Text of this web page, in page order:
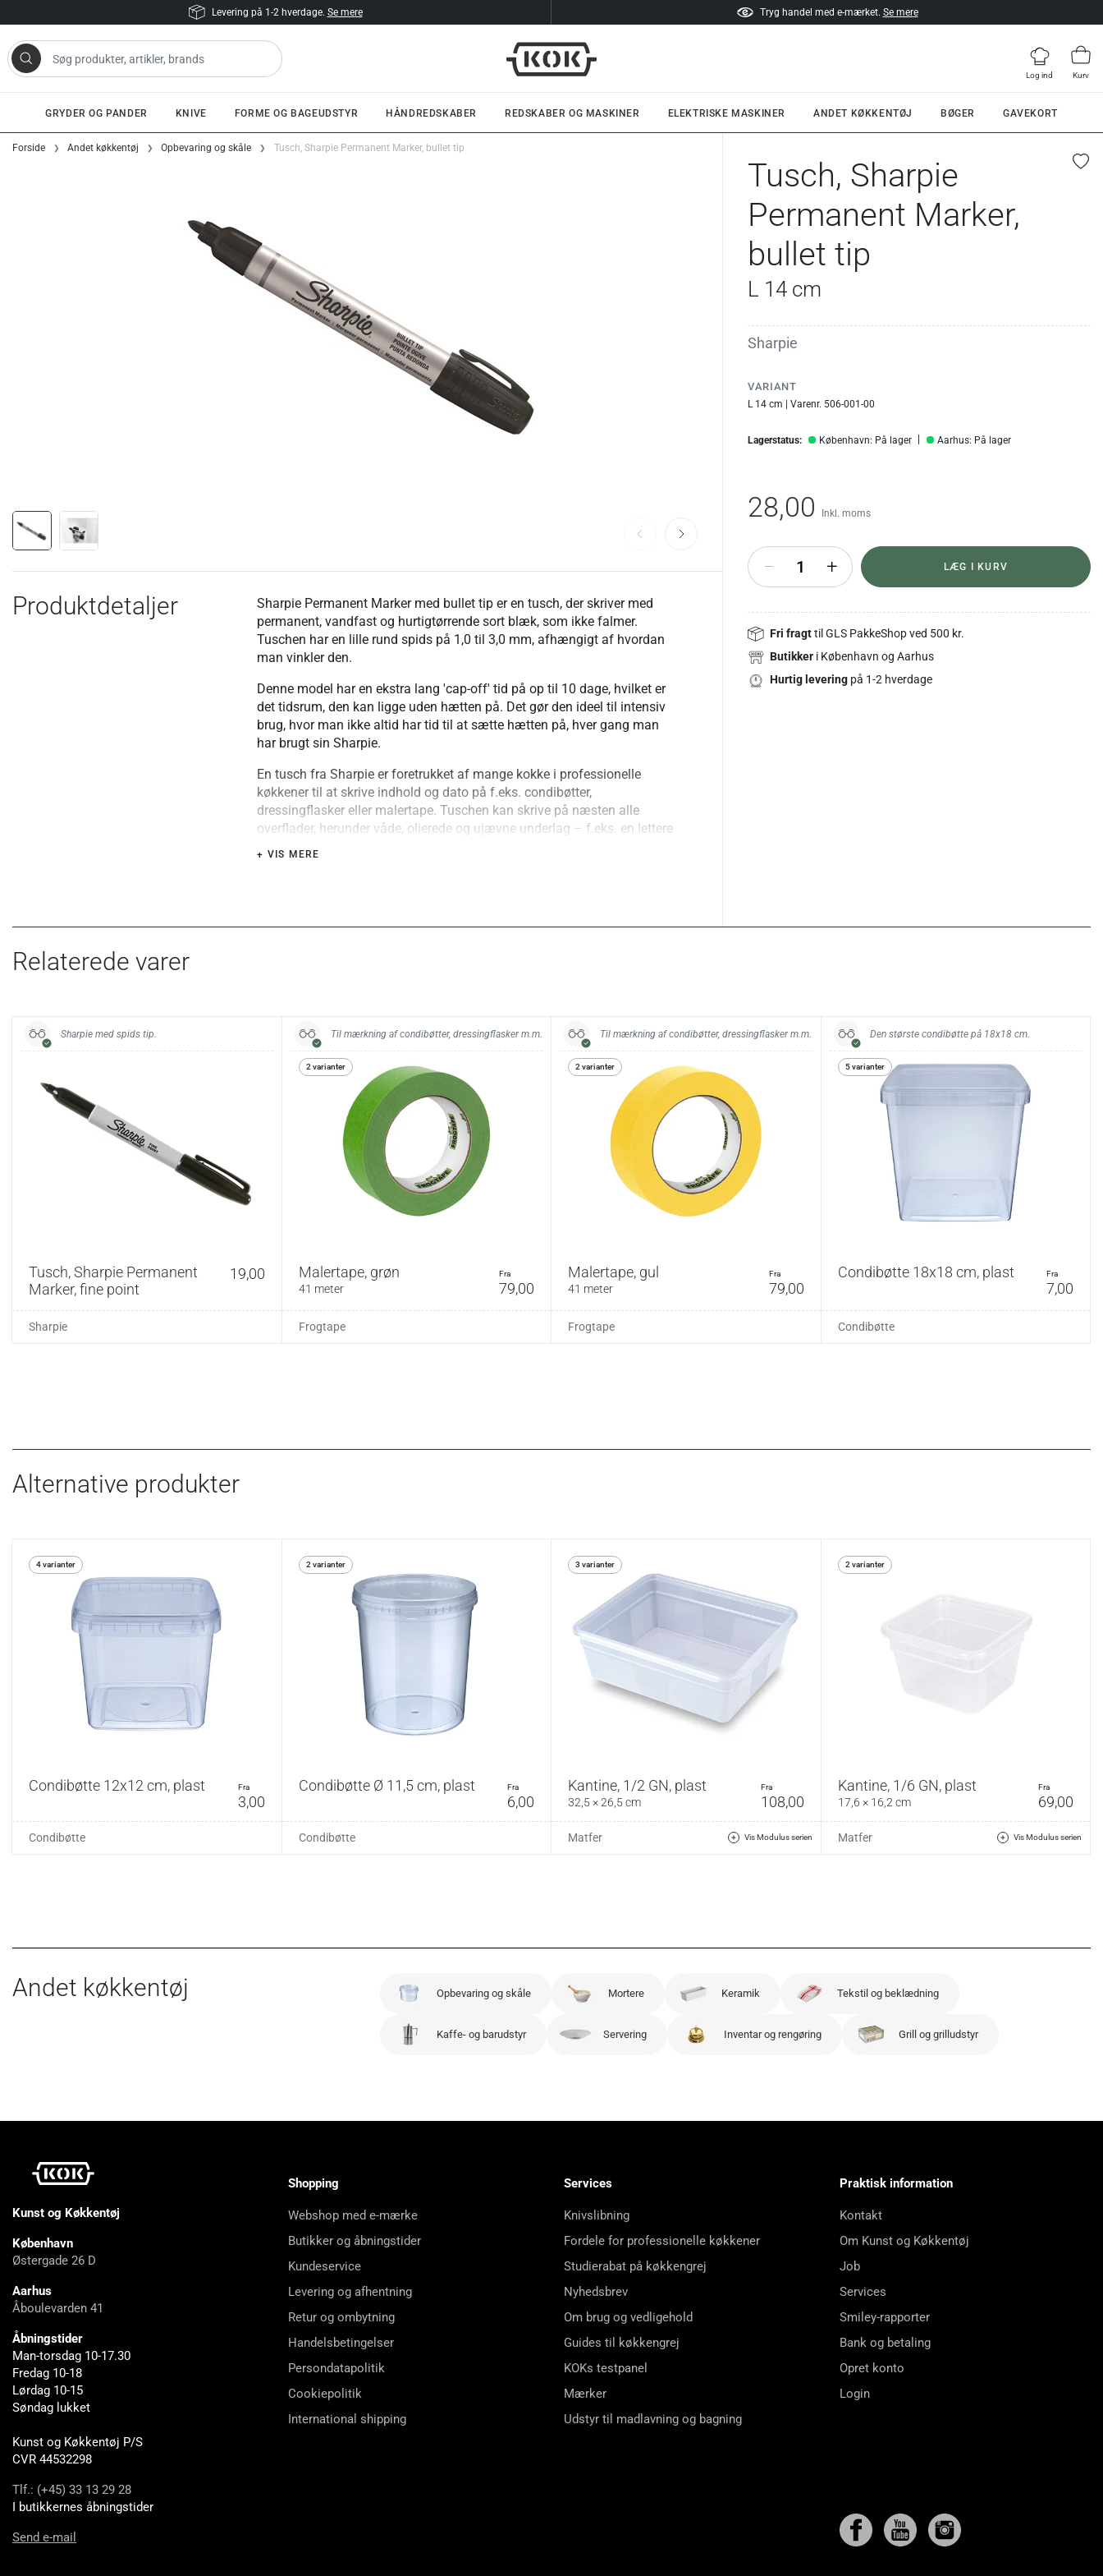
Gå til indhold
Levering på 1-2 hverdage. Se mere Tryg handel med e-mærket. Se mere
artikler, brands
Log ind Kurv
GRYDER OG PANDER KNIVE FORME OG BAGEUDSTYR HÅNDREDSKABER REDSKABER OG MASKINER ELEKTRISKE MASKINER ANDET KØKKENTØJ BØGER GAVEKORT
Forside Andet køkkentøj Opbevaring og skåle Tusch, Sharpie Permanent Marker, bullet tip
Tusch, Sharpie
Permanent Marker,
bullet tip
L 14 cm
Sharpie
VARIANT
L 14 cm | Varenr. 506-001-00
Lagerstatus: København: På lager Aarhus: På lager
28,00 Inkl. moms
+ LÆG I KURV
Fri fragttil GLS PakkeShop ved 500 kr.
Butikker i København og Aarhus
Hurtig levering på 1-2 hverdage
Produktdetaljer
Sharpie Permanent Marker med bullet tip er en tusch, der skriver med
permanent, vandfast og hurtigtørrende sort blæk, som ikke falmer.
Tuschen har en lille rund spids på 1,0 til 3,0 mm, afhængigt af hvordan
man vinkler den.
Denne model har en ekstra lang 'cap-off' tid på op til 10 dage, hvilket er
det tidsrum, den kan ligge uden hætten på. Det gør den ideel til intensiv
brug, hvor man ikke altid har tid til at sætte hætten på, hver gang man
har brugt sin Sharpie.
En tusch fra Sharpie er foretrukket af mange kokke i professionelle
køkkener til at skrive indhold og dato på f.eks. condibøtter,
dressingflasker eller malertape. Tuschen kan skrive på næsten alle
overflader, herunder våde, olierede og ujævne underlag – f.eks. en lettere
fedtet condibøtte eller dressingflaske. Blækket er hurtigtørrende, falmer
+ VIS MERE
Relaterede varer
Sharpie med spids tip.
Tusch, Sharpie Permanent
Marker, fine point
19,00
Sharpie
Til mærkning af condibøtter, dressingflasker m.m.
2 varianter
Malertape, grøn
41 meter
fra
79,00
Frogtape
Til mærkning af condibøtter, dressingflasker m.m.
2 varianter
Malertape, gul
41 meter
fra
79,00
Frogtape
Den største condibøtte på 18x18 cm.
5 varianter
Condibøtte 18x18 cm, plast fra
7,00
Condibøtte
Alternative produkter
4 varianter
Condibøtte 12x12 cm, plast fra
3,00
Condibøtte
2 varianter
Condibøtte Ø 11,5 cm, plast fra
6,00
Condibøtte
3 varianter
Kantine, 1/2 GN, plast
32,5 × 26,5 cm
fra
108,00
Matfer Vis Modulus serien
2 varianter
Kantine, 1/6 GN, plast
17,6 × 16,2 cm
fra
69,00
Matfer Vis Modulus serien
Andet køkkentøj Opbevaring og skåle Mortere Keramik Tekstil og beklædning
Kaffe- og barudstyr Servering Inventar og rengøring Grill og grilludstyr
Kunst og Køkkentøj
København
Østergade 26 D
Aarhus
Åboulevarden 41
Åbningstider
Man-torsdag 10-17.30
Fredag 10-18
Lørdag 10-15
Søndag lukket
Kunst og Køkkentøj P/S
CVR 44532298
Tlf.: (+45) 33 13 29 28
I butikkernes åbningstider
Send e-mail
Shopping
Webshop med e-mærke
Butikker og åbningstider
Kundeservice
Levering og afhentning
Retur og ombytning
Handelsbetingelser
Persondatapolitik
Cookiepolitik
International shipping
Services
Knivslibning
Fordele for professionelle køkkener
Studierabat på køkkengrej
Nyhedsbrev
Om brug og vedligehold
Guides til køkkengrej
KOKs testpanel
Mærker
Udstyr til madlavning og bagning
Praktisk information
Kontakt
Om Kunst og Køkkentøj
Job
Services
Smiley-rapporter
Bank og betaling
Opret konto
Login